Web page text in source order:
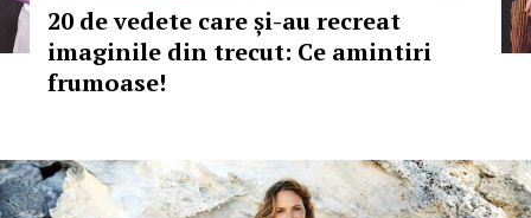
20 de vedete care și-au recreat
imaginile din trecut: Ce amintiri
frumoase!